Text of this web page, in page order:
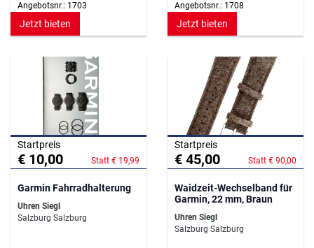
Angebotsnr.: 1703
Jetzt bieten
Angebotsnr.: 1708
Jetzt bieten
Startpreis
€ 10,00 Statt € 19,99
Garmin Fahrradhalterung
Uhren Siegl
Salzburg Salzburg
Startpreis
€ 45,00 Statt € 90,00
Waidzeit-Wechselband für
Garmin, 22 mm, Braun
Uhren Siegl
Salzburg Salzburg